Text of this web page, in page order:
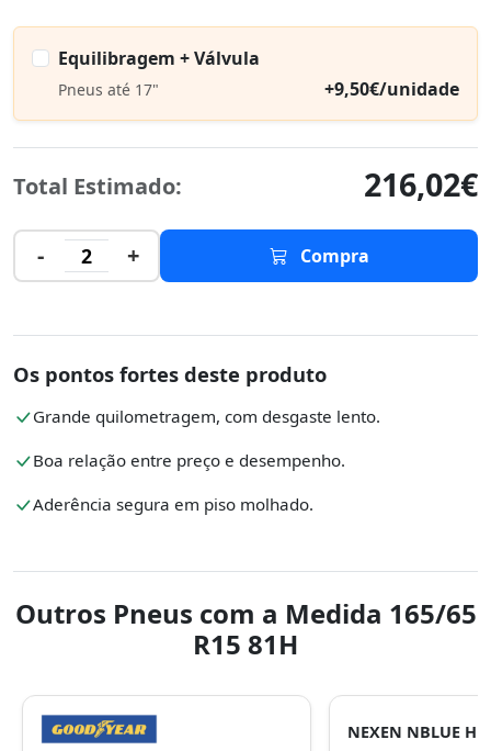
Equilibragem + Válvula
Pneus até 17" +9,50€/unidade
Total Estimado: 216,02€
- 2 + Compra
Os pontos fortes deste produto
Grande quilometragem, com desgaste lento.
Boa relação entre preço e desempenho.
Aderência segura em piso molhado.
Outros Pneus com a Medida 165/65
R15 81H
NEXEN NBLUE